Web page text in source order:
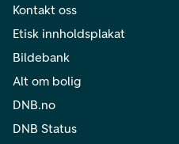
Kontakt oss
Etisk innholdsplakat
Bildebank
Alt om bolig
DNB.no
DNB Status